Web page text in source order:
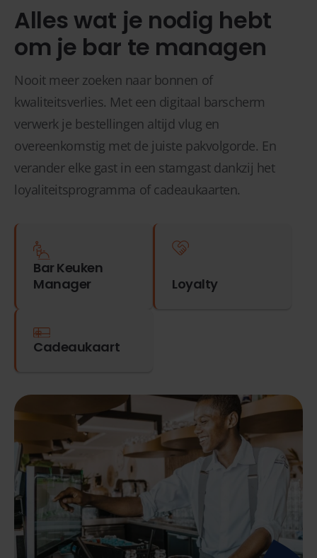
Alles wat je nodig hebt
om je bar te managen
Nooit meer zoeken naar bonnen of
kwaliteitsverlies. Met een digitaal barscherm
verwerk je bestellingen altijd vlug en
overeenkomstig met de juiste pakvolgorde. En
verander elke gast in een stamgast dankzij het
loyaliteitsprogramma of cadeaukaarten.
Bar Keuken
Manager
Loyalty
Cadeaukaart